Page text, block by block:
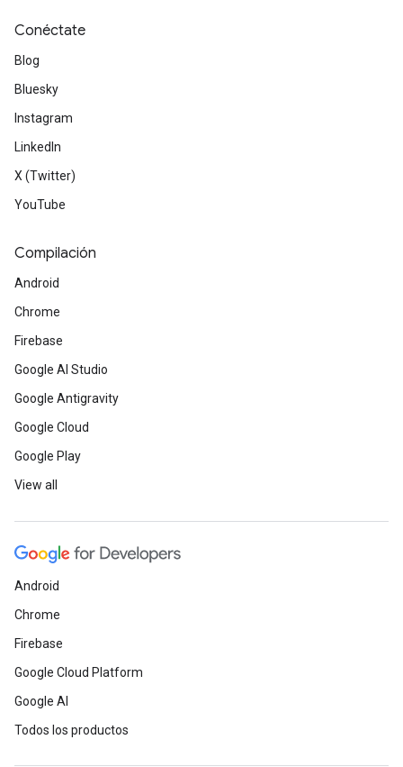
Conéctate
Blog
Bluesky
Instagram
LinkedIn
X (Twitter)
YouTube
Compilación
Android
Chrome
Firebase
Google AI Studio
Google Antigravity
Google Cloud
Google Play
View all
Android
Chrome
Firebase
Google Cloud Platform
Google AI
Todos los productos